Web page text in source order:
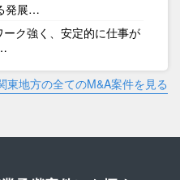
発展…
ーク強く、安定的に仕事が
東地方の全てのM&A案件を見る